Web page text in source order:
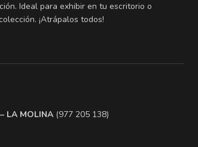
Ideal para exhibir en tu escritorio o
¡Atrápalos todos!
LA MOLINA (977 205 138)